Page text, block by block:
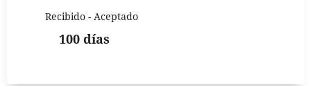
Recibido - Aceptado
100 días